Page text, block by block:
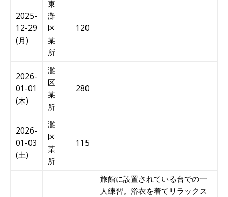
2025-
12-29
(月)
東
灘
区
某
所
120
2026-
01-01
(木)
灘
区
某
所
280
2026-
01-03
(土)
灘
区
某
所
115
旅館に設置されている台での一
人練習。浴衣を着てリラックス